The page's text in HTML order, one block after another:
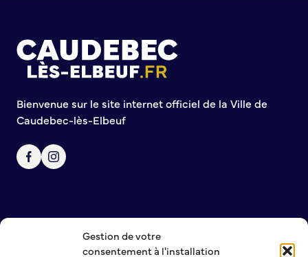
Gestion de votre
consentement à l'installation
Bienvenue sur le site internet officiel de la Ville de
Caudebec-lès-Elbeuf
NOUS CONTACTER
Grands projets
Le Centre municipal
Les Cavées Est
La Halle Couverte